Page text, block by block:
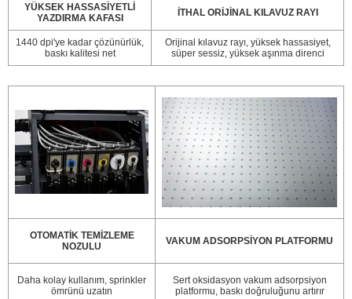
YÜKSEK HASSASİYETLİ
YAZDIRMA KAFASI
İTHAL ORİJİNAL KILAVUZ RAYI
1440 dpi'ye kadar çözünürlük,
baskı kalitesi net
Orijinal kılavuz rayı, yüksek hassasiyet,
süper sessiz, yüksek aşınma direnci
OTOMATİK TEMİZLEME
NOZULU
VAKUM ADSORPSİYON PLATFORMU
Daha kolay kullanım, sprinkler
ömrünü uzatın
Sert oksidasyon vakum adsorpsiyon
platformu, baskı doğruluğunu artırır